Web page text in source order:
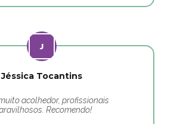
Jéssica Tocantins
acolhedor, profissionais
Recomendo!